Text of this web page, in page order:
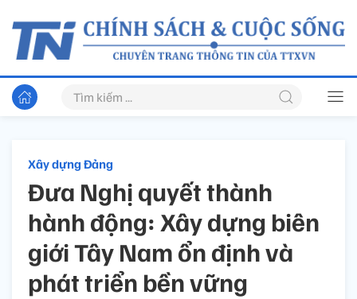
Xây dựng Đảng
Đưa Nghị quyết thành
hành động: Xây dựng biên
giới Tây Nam ổn định và
phát triển bền vững